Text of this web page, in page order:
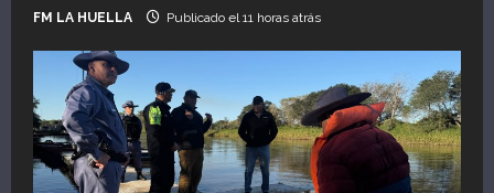
FM LA HUELLA Publicado el 11 horas atrás